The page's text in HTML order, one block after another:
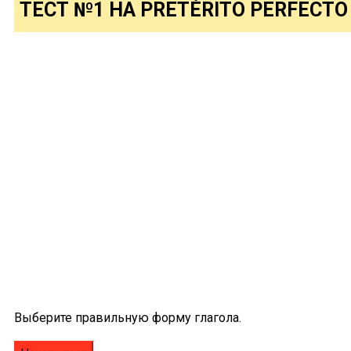
ТЕСТ №1 НА PRETÉRITO
Выберите правильную форму глагола.